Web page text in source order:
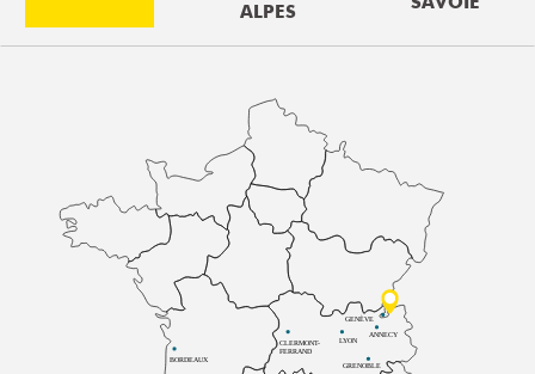
ALPES
BORDEAUX
CLERMONT-
FERRAND
LYON
ANNECY
GRENOBLE
GENÈVE